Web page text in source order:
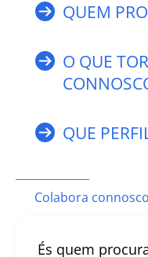
QUEM
O QUE
QUE
Colabora connosco
És quem